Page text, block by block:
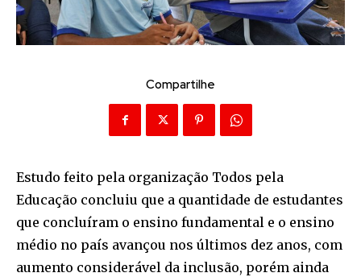
Compartilhe
Estudo feito pela organização Todos pela
Educação concluiu que a quantidade de estudantes
que concluíram o ensino fundamental e o ensino
médio no país avançou nos últimos dez anos, com
aumento considerável da inclusão, porém ainda